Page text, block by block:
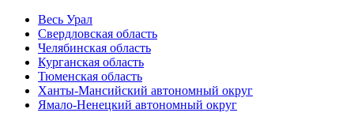
Весь Урал
Свердловская область
Челябинская область
Курганская область
Тюменская область
Ханты-Мансийский автономный округ
Ямало-Ненецкий автономный округ